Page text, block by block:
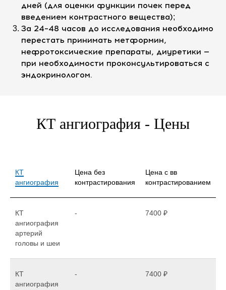
дней (для оценки функции почек перед
введением контрастного вещества);
За 24–48 часов до исследования необходимо
перестать принимать метформин,
нефротоксические препараты, диуретики —
при необходимости проконсультироваться с
эндокринологом.
КТ ангиография - Цены
КТ
ангиография
Цена без
контрастирования
Цена с вв
контрастированием
КТ
ангиография
артерий
головы и шеи
- 7400 ₽
КТ
ангиография
- 7400 ₽